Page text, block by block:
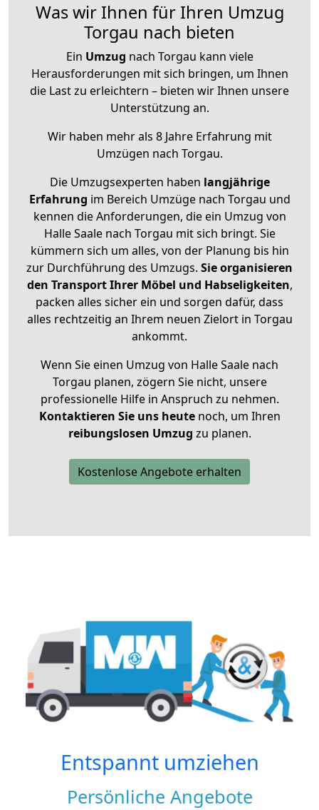
Was wir Ihnen für Ihren Umzug
Torgau nach bieten
Ein Umzug nach Torgau kann viele
Herausforderungen mit sich bringen, um Ihnen
die Last zu erleichtern – bieten wir Ihnen unsere
Unterstützung an.
Wir haben mehr als 8 Jahre Erfahrung mit
Umzügen nach Torgau.
Die Umzugsexperten haben langjährige
Erfahrung im Bereich Umzüge nach Torgau und
kennen die Anforderungen, die ein Umzug von
Halle Saale nach Torgau mit sich bringt. Sie
kümmern sich um alles, von der Planung bis hin
zur Durchführung des Umzugs. Sie organisieren
den Transport Ihrer Möbel und Habseligkeiten,
packen alles sicher ein und sorgen dafür, dass
alles rechtzeitig an Ihrem neuen Zielort in Torgau
ankommt.
Wenn Sie einen Umzug von Halle Saale nach
Torgau planen, zögern Sie nicht, unsere
professionelle Hilfe in Anspruch zu nehmen.
Kontaktieren Sie uns heutenoch, um Ihren
reibungslosen Umzug zu planen.
Kostenlose Angebote erhalten
Entspannt umziehen
Persönliche Angebote